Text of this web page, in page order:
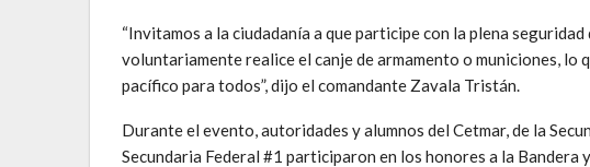
“Invitamos a la ciudadanía a que participe con la plena
voluntariamente realice el canje de armamento o municiones, lo
pacífico para todos”, dijo el comandante Zavala Tristán.
Durante el evento, autoridades y alumnos del Cetmar, de la
Secundaria Federal #1 participaron en los honores a la Bandera